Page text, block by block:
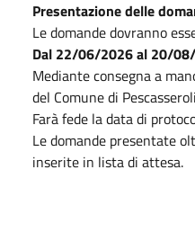
Presentazione delle
Le domande dovranno
Dal 22/06/2026 al 20/
Mediante consegna a
del Comune di
Farà fede la data di
Le domande presentate
inserite in lista di attesa.